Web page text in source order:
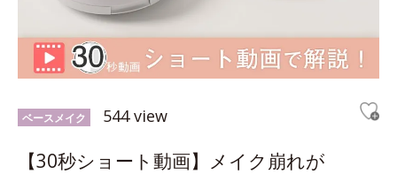
ベースメイク 544 view
【30秒ショート動画】メイク崩れが